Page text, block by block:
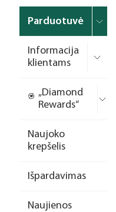
Parduotuvė
Informacija
klientams
„Diamond
Rewards“
Naujoko
krepšelis
Išpardavimas
Naujienos